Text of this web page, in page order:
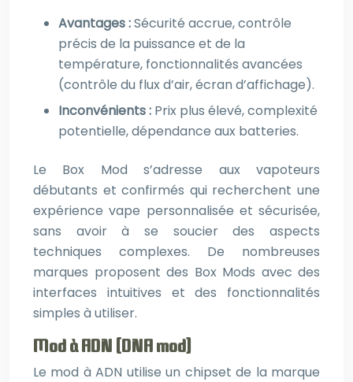
Avantages :Sécurité accrue, contrôle
précis de la puissance et de la
température, fonctionnalités avancées
(contrôle du flux d’air, écran d’affichage).
Inconvénients : Prix plus élevé, complexité
potentielle, dépendance aux batteries.
Le Box Mod s’adresse aux vapoteurs
débutants et confirmés qui recherchent une
expérience vape personnalisée et sécurisée,
sans avoir à se soucier des aspects
techniques complexes. De nombreuses
marques proposent des Box Mods avec des
interfaces intuitives et des fonctionnalités
simples à utiliser.
Mod à ADN (DNA mod)
Le mod à ADN utilise un chipset de la marque